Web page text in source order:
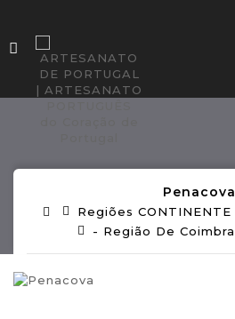
Penacova
Regiões CONTINENTE
- Região De Coimbra